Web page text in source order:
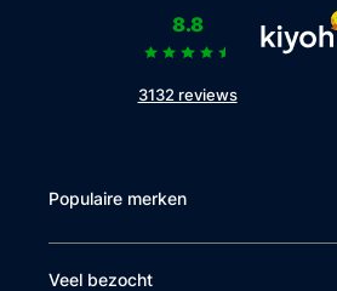
8.8
3132 reviews
Populaire merken
Veel bezocht